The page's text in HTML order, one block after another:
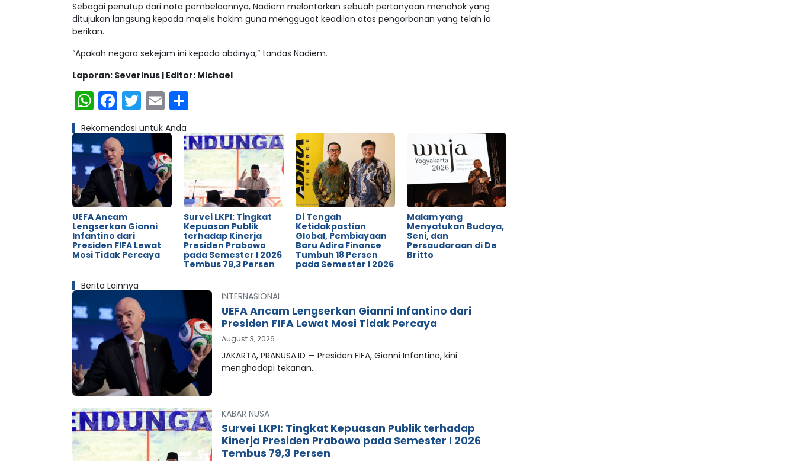
Sebagai penutup dari nota pembelaannya, Nadiem melontarkan sebuah pertanyaan menohok yang
ditujukan langsung kepada majelis hakim guna menggugat keadilan atas pengorbanan yang telah ia
berikan.
“Apakah negara sekejam ini kepada abdinya,” tandas Nadiem.
Laporan: Severinus | Editor: Michael
WhatsApp
Facebook
Twitter
Email
Rekomendasi untuk Anda
UEFA Ancam
Lengserkan Gianni
Infantino dari
Presiden FIFA Lewat
Mosi Tidak Percaya
Survei LKPI: Tingkat
Kepuasan Publik
terhadap Kinerja
Presiden Prabowo
pada Semester I 2026
Tembus 79,3 Persen
Di Tengah
Ketidakpastian
Global, Pembiayaan
Baru Adira Finance
Tumbuh 18 Persen
pada Semester I 2026
Malam yang
Menyatukan Budaya,
Seni, dan
Persaudaraan di De
Britto
Berita Lainnya
INTERNASIONAL
UEFA Ancam Lengserkan Gianni Infantino dari
Presiden FIFA Lewat Mosi Tidak Percaya
August 3, 2026
JAKARTA, PRANUSA.ID — Presiden FIFA, Gianni Infantino, kini
menghadapi tekanan…
KABAR NUSA
Survei LKPI: Tingkat Kepuasan Publik terhadap
Kinerja Presiden Prabowo pada Semester I 2026
Tembus 79,3 Persen